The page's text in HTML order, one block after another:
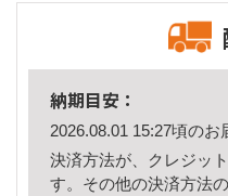
納期目安：
2026.08.01 15:27頃のお
決済方法が、クレジッ
す。その他の決済方法